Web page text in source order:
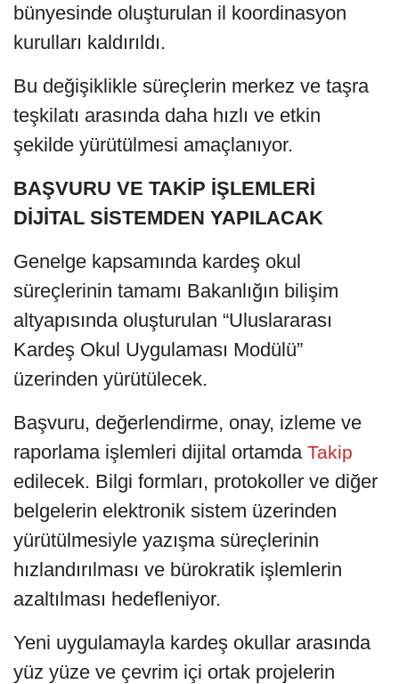
bünyesinde oluşturulan il koordinasyon
kurulları kaldırıldı.
Bu değişiklikle süreçlerin merkez ve taşra
teşkilatı arasında daha hızlı ve etkin
şekilde yürütülmesi amaçlanıyor.
BAŞVURU VE TAKİP İŞLEMLERİ
DİJİTAL SİSTEMDEN YAPILACAK
Genelge kapsamında kardeş okul
süreçlerinin tamamı Bakanlığın bilişim
altyapısında oluşturulan “Uluslararası
Kardeş Okul Uygulaması Modülü”
üzerinden yürütülecek.
Başvuru, değerlendirme, onay, izleme ve
raporlama işlemleri dijital ortamda Takip
edilecek. Bilgi formları, protokoller ve diğer
belgelerin elektronik sistem üzerinden
yürütülmesiyle yazışma süreçlerinin
hızlandırılması ve bürokratik işlemlerin
azaltılması hedefleniyor.
Yeni uygulamayla kardeş okullar arasında
yüz yüze ve çevrim içi ortak projelerin